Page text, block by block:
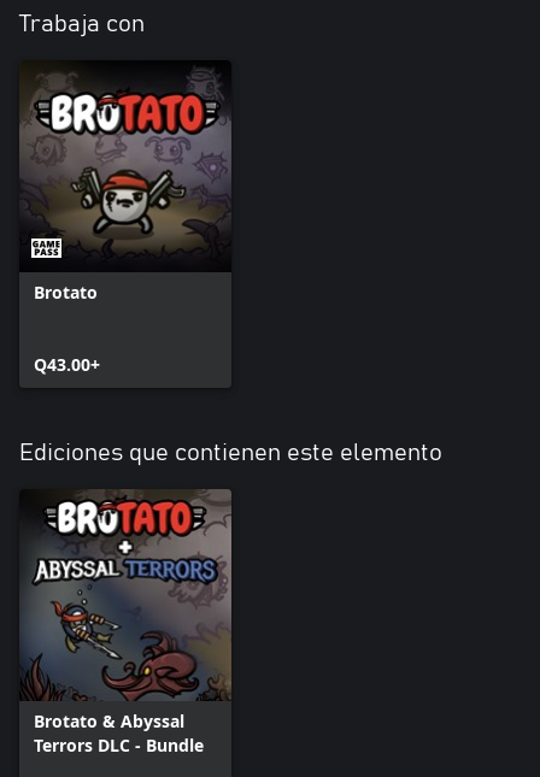
Trabaja con
Brotato
Q43.00+
Ediciones que contienen este elemento
Brotato & Abyssal
Terrors DLC - Bundle